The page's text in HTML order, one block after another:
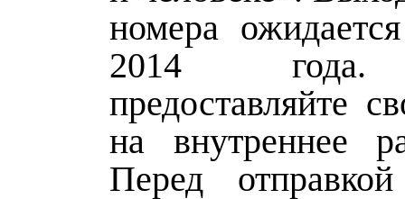
номера
2014 года.
предоставляйте
на внутреннее
Перед